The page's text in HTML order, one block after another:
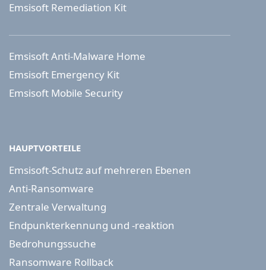
Emsisoft Remediation Kit
Emsisoft Anti-Malware Home
Emsisoft Emergency Kit
Emsisoft Mobile Security
HAUPTVORTEILE
Emsisoft-Schutz auf mehreren Ebenen
Anti-Ransomware
Zentrale Verwaltung
Endpunkterkennung und -reaktion
Bedrohungssuche
Ransomware Rollback